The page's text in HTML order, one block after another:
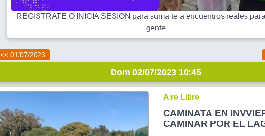
REGISTRATE O INICIA SESION para sumarte a encuentros reales
gente
<< 01/07/2023
Dom 02/07/2023 10:45
Aire Libre
CAMINATA EN
CAMINAR POR EL